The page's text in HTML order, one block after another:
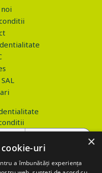
PROVA.ro
×
uri
a îmbunătăți experiența